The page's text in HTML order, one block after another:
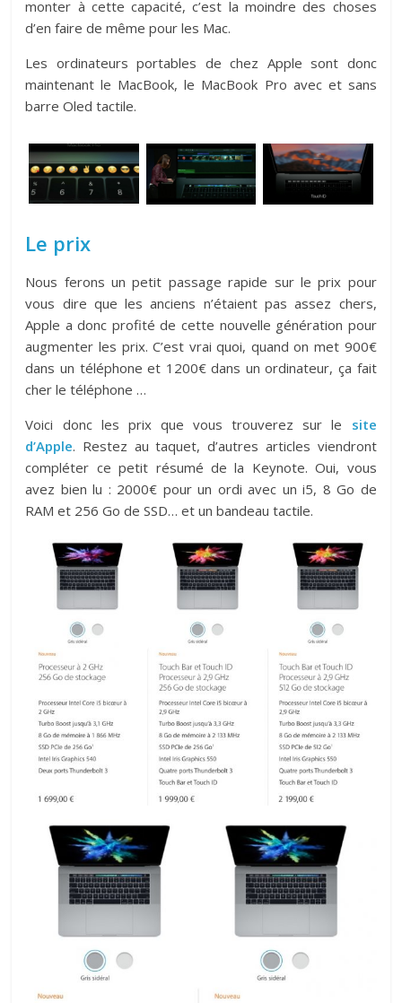
monter à cette capacité, c’est la moindre des choses
d’en faire de même pour les Mac.
Les ordinateurs portables de chez Apple sont donc
maintenant le MacBook, le MacBook Pro avec et sans
barre Oled tactile.
Le prix
Nous ferons un petit passage rapide sur le prix pour
vous dire que les anciens n’étaient pas assez chers,
Apple a donc profité de cette nouvelle génération pour
augmenter les prix. C’est vrai quoi, quand on met 900€
dans un téléphone et 1200€ dans un ordinateur, ça fait
cher le téléphone …
Voici donc les prix que vous trouverez sur le site
d’Apple. Restez au taquet, d’autres articles viendront
compléter ce petit résumé de la Keynote. Oui, vous
avez bien lu : 2000€ pour un ordi avec un i5, 8 Go de
RAM et 256 Go de SSD… et un bandeau tactile.